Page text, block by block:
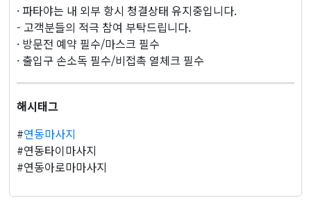
· 파타야는 내 외부 항시 청결상태 유지중입니다.
- 고객분들의 적극 참여 부탁드립니다.
· 방문전 예약 필수/마스크 필수
· 출입구 손소독 필수/비접촉 열체크 필수
해시태그
#연동마사지
#연동타이마사지
#연동아로마마사지